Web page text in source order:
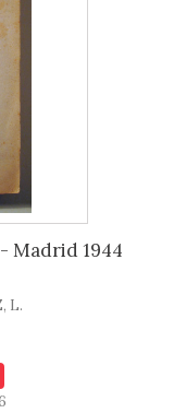
- Madrid 1944
L.